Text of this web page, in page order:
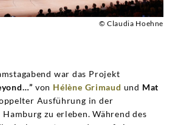
© Claudia Hoehne
war das Projekt
von Hélène Grimaud und Mat
Ausführung in der
Hamburg zu erleben. Während des